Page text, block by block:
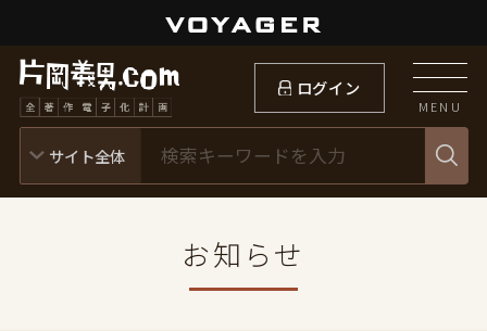
ログイン
MENU
お知らせ